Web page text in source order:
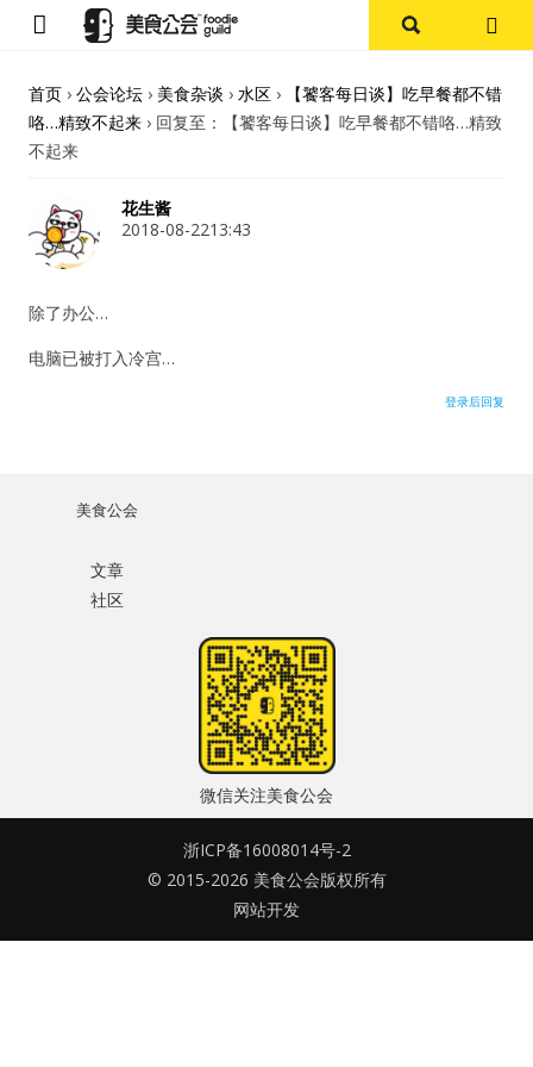
用户名或Email
密码
记住我的登录状态
没帐号？注册一个
信息发布
悬赏测评
私家厨房
首页 › 公会论坛 › 美食杂谈 › 水区 ›
【饕客每日谈】吃早餐都不错
咯…精致不起来 › 回复至：【饕客每日谈】吃早餐都不错咯…精致
不起来
花生酱
2018-08-2213:43
除了办公…
电脑已被打入冷宫…
登录后回复
美食公会
文章
社区
微信关注美食公会
浙ICP备16008014号-2
© 2015-2026 美食公会版权所有
网站开发